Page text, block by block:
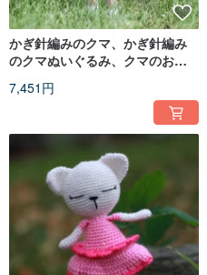
かぎ針編みのクマ、かぎ針編み
のクマぬいぐるみ、クマのおも
ぬいぐるみのクマ
7,451円